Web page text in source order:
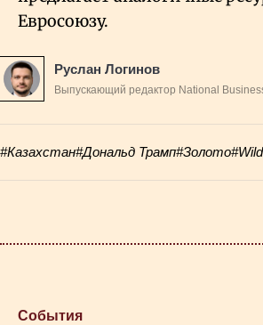
Евросоюзу.
Руслан Логинов
Выпускающий редактор National
#Казахстан#Дональд Трамп#Золото
События